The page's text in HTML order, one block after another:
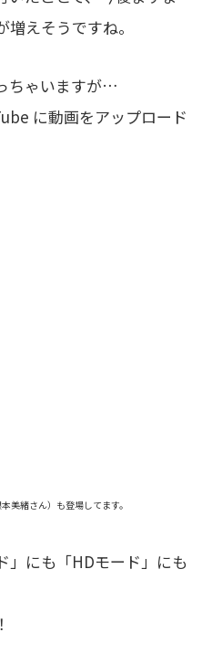
えそうですね。
ちゃいますが…
に動画をアップロード
美緒さん）も登場してます。
」にも「HDモード」にも